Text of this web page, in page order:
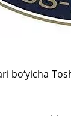
bo‘yicha